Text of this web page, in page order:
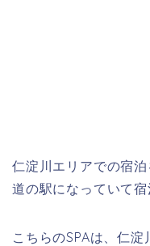
仁淀川エリアでの宿泊
道の駅になっていて宿
こちらのSPAは、仁